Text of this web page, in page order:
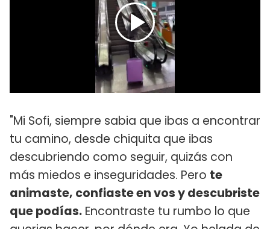
"Mi Sofi, siempre sabia que ibas a encontrar
tu camino, desde chiquita que ibas
descubriendo como seguir, quizás con
más miedos e inseguridades. Pero te
animaste, confiaste en vos y descubriste
que podías. Encontraste tu rumbo lo que